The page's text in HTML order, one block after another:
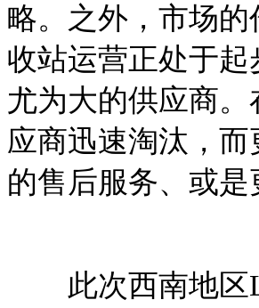
略。之外，市场
收站运营正处于
尤为大的供应商
应商迅速淘汰，
的售后服务、或
此次西南地区